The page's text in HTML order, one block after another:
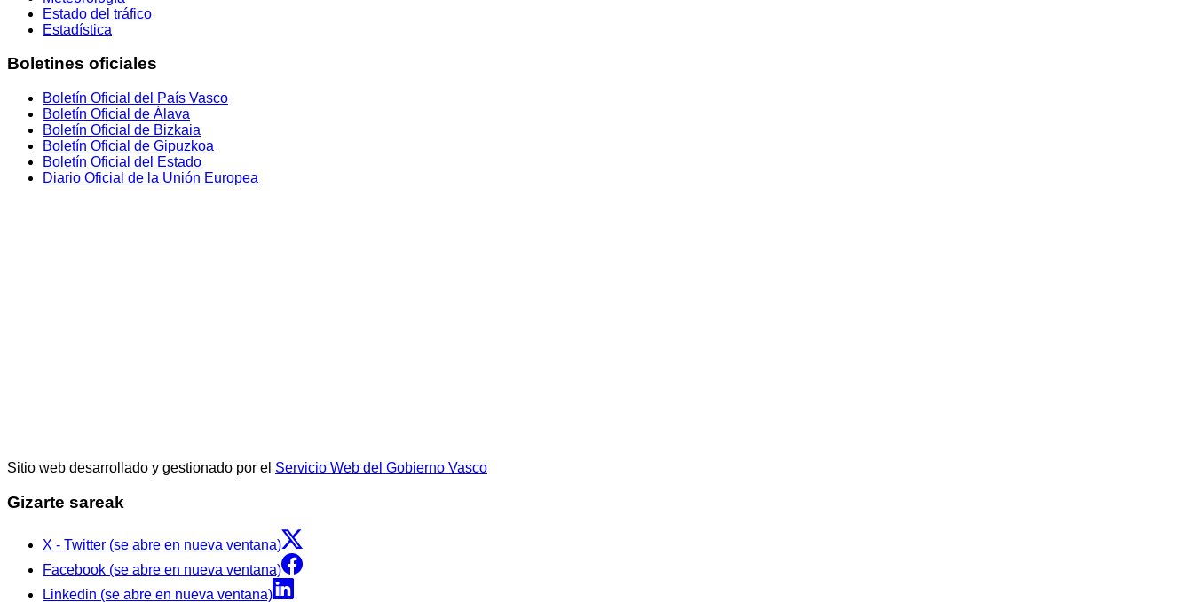
Estado del tráfico
Estadística
Boletines oficiales
Boletín Oficial del País Vasco
Boletín Oficial de Álava
Boletín Oficial de Bizkaia
Boletín Oficial de Gipuzkoa
Boletín Oficial del Estado
Diario Oficial de la Unión Europea
Sitio web desarrollado y gestionado por el Servicio Web del Gobierno Vasco
Gizarte sareak
X - Twitter (se abre en nueva ventana)
Facebook (se abre en nueva ventana)
Linkedin (se abre en nueva ventana)